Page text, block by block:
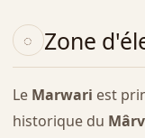
Zone
Le Marwari est
historique du